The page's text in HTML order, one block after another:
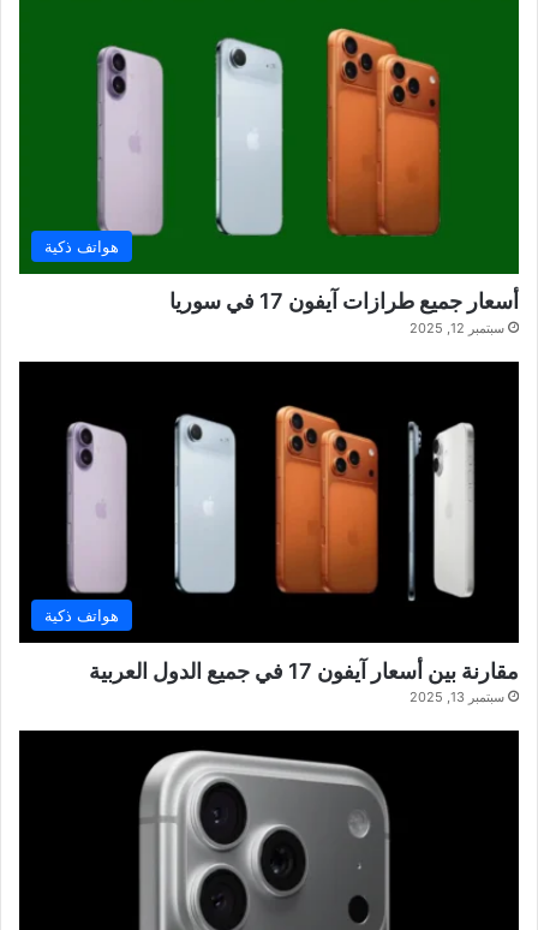
هواتف ذكية
أسعار جميع طرازات آيفون 17 في سوريا
سبتمبر 12, 2025
هواتف ذكية
مقارنة بين أسعار آيفون 17 في جميع الدول العربية
سبتمبر 13, 2025